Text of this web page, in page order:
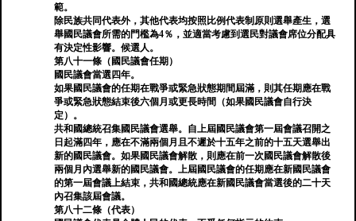
範。
除民族共同代表外，其他代表均按照比例代表制原則選舉產生，選
舉國民議會所需的門檻為4％，並適當考慮到選民對議會席位分配具
有決定性影響。候選人。
第八十一條（國民議會任期）
國民議會當選四年。
如果國民議會的任期在戰爭或緊急狀態期間屆滿，則其任期應在戰
爭或緊急狀態結束後六個月或更長時間（如果國民議會自行決
定）。
共和國總統召集國民議會選舉。自上屆國民議會第一屆會議召開之
日起滿四年，應在不滿兩個月且不遲於十五年之前的十五天選舉出
新的國民議會。如果國民議會解散，則應在前一次國民議會解散後
兩個月內選舉新的國民議會。上屆國民議會的任期應在新國民議會
的第一屆會議上結束，共和國總統應在新國民議會當選後的二十天
內召集該屆會議。
第八十二條（代表）